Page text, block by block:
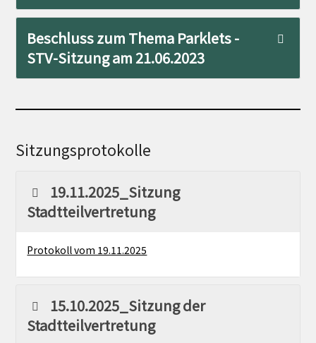
Beschluss zum Thema Parklets -
STV-Sitzung am 21.06.2023
Sitzungsprotokolle
19.11.2025_Sitzung
Stadtteilvertretung
Protokoll vom 19.11.2025
15.10.2025_Sitzung der
Stadtteilvertretung